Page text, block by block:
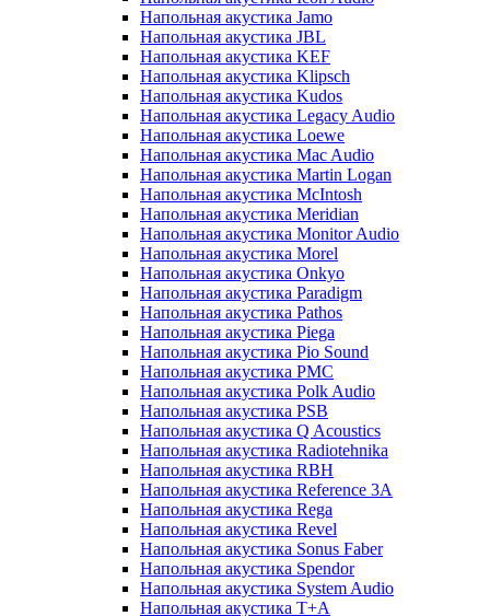
Напольная акустика Jamo
Напольная акустика JBL
Напольная акустика KEF
Напольная акустика Klipsch
Напольная акустика Kudos
Напольная акустика Legacy Audio
Напольная акустика Loewe
Напольная акустика Mac Audio
Напольная акустика Martin Logan
Напольная акустика McIntosh
Напольная акустика Meridian
Напольная акустика Monitor Audio
Напольная акустика Morel
Напольная акустика Onkyo
Напольная акустика Paradigm
Напольная акустика Pathos
Напольная акустика Piega
Напольная акустика Pio Sound
Напольная акустика PMC
Напольная акустика Polk Audio
Напольная акустика PSB
Напольная акустика Q Acoustics
Напольная акустика Radiotehnika
Напольная акустика RBH
Напольная акустика Reference 3A
Напольная акустика Rega
Напольная акустика Revel
Напольная акустика Sonus Faber
Напольная акустика Spendor
Напольная акустика System Audio
Напольная акустика T+A